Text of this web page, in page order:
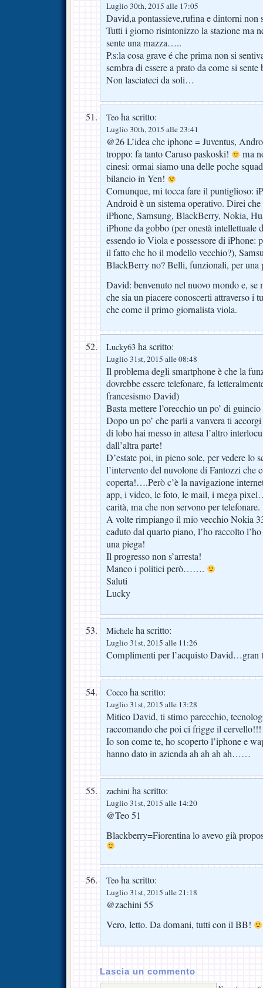
Luglio 30th, 2015 alle 17:05
David,a pontassieve,rufina e dintorni non
Tutti i giorno risintonizzo la stazione ma
sente una mazza…..
P.s:la cosa grave é che prima non si
sembra di essere a prato da come si
Non lasciateci da soli…
Teo ha scritto:
Luglio 30th, 2015 alle 23:41
@26 L’idea che iphone = Juventus,
troppo: fa tanto Caruso paskoski!
ma
cinesi: ormai siamo una delle poche
bilancio in Yen!
Comunque, mi tocca fare il puntiglioso:
Android è un sistema operativo. Direi
iPhone, Samsung, BlackBerry, Nokia,
iPhone da gobbo (per onestà intellettuale
essendo io Viola e possessore di iPhone:
il fatto che ho il modello vecchio?),
BlackBerry no? Belli, funzionali, per una
David: benvenuto nel nuovo mondo e, se
che sia un piacere conoscerti attraverso i
che come il primo giornalista viola.
Lucky63 ha scritto:
Luglio 31st, 2015 alle 08:48
Il problema degli smartphone è che la
dovrebbe essere telefonare, fa
francesismo David)
Basta mettere l’orecchio un po’ di
Dopo un po’ che parli a vanvera ti
di lobo hai messo in attesa l’altro
dall’altra parte!
D’estate poi, in pieno sole, per vedere lo
l’intervento del nuvolone di Fantozzi che
coperta!….Però c’è la navigazione
app, i video, le foto, le mail, i mega
carità, ma che non servono per telefonare.
A volte rimpiango il mio vecchio Nokia
caduto dal quarto piano, l’ho raccolto
una piega!
Il progresso non s’arresta!
Manco i politici però…….
Saluti
Lucky
Michele ha scritto:
Luglio 31st, 2015 alle 11:26
Complimenti per l’acquisto David…gran
Cocco ha scritto:
Luglio 31st, 2015 alle 13:28
Mitico David, ti stimo parecchio,
raccomando che poi ci frigge il cervello!!!
Io son come te, ho scoperto l’iphone e
hanno dato in azienda ah ah ah ah……
zachini ha scritto:
Luglio 31st, 2015 alle 14:20
@Teo 51
Blackberry=Fiorentina lo avevo già
Teo ha scritto:
Luglio 31st, 2015 alle 21:18
@zachini 55
Vero, letto. Da domani, tutti con il BB!
Lascia un commento